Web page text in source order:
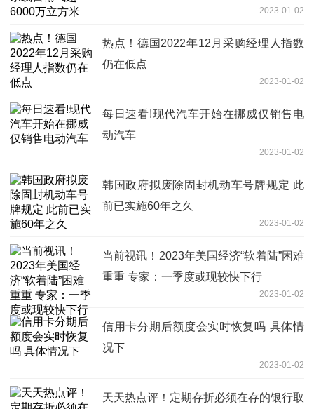
2023-01-02
热点！德国2022年12月采购经理人指数
仍在低点
2023-01-02
每日速看!现代汽车开始在挪威仅销售电
动汽车
2023-01-02
韩国政府拟废除固封机动车号牌规定 此
前已实施60年之久
2023-01-02
当前视讯！2023年美国经济“软着陆”困难
重重 专家：一季度或现较快下行
2023-01-02
信用卡分期后额度会实时恢复吗 具体情
况下
2023-01-02
天天热点评！定期存折必须在存的银行取